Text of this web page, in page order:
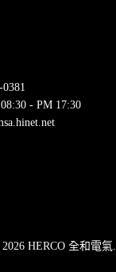
- PM 17:30
HERCO 全和電氣.